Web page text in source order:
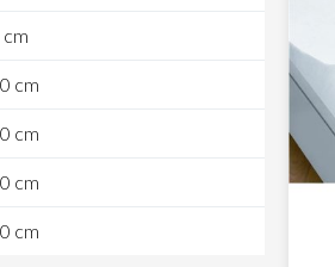
cm
cm
cm
cm
cm